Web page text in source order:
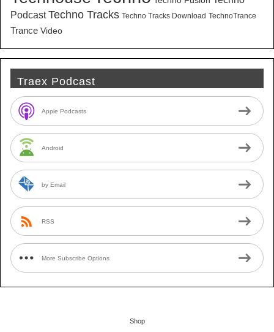
Podcast Techno Tracks Techno Tracks Download TechnoTrance
Trance Video
Traex Podcast
Apple Podcasts
Android
by Email
RSS
More Subscribe Options
Shop